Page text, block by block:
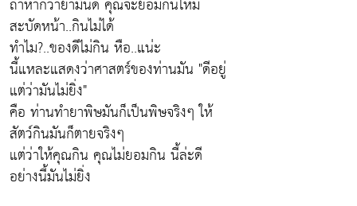
สะบัดหน้า..กินไม่ได้
ทำไม?..ของดีไม่กิน หือ..แน่ะ
นี้แหละแสดงว่าศาสตร์ของท่านมัน "ดีอยู่
แต่ว่ามันไม่ยิ่ง"
คือ ท่านทำยาพิษมันก็เป็นพิษจริงๆ ให้
สัตว์กินมันก็ตายจริงๆ
แต่ว่าให้คุณกิน คุณไม่ยอมกิน นี้ล่ะดี
อย่างนี้มันไม่ยิ่ง